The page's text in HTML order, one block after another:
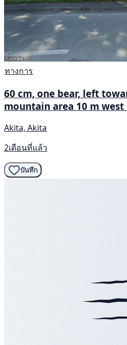
ทางการ
60 cm, one bear, left
mountain area 10 m
Akita, Akita
2เดือนที่แล้ว
บันทึก